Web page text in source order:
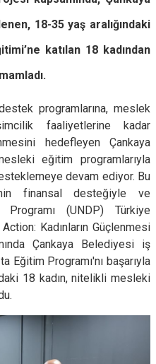
18-35 yaş aralığındaki
katılan 18 kadından
programlarına, meslek
faaliyetlerine kadar
hedefleyen Çankaya
eğitim programlarıyla
devam ediyor. Bu
finansal desteğiyle ve
(UNDP) Türkiye
Kadınların Güçlenmesi
Çankaya Belediyesi iş
Eğitim Programı'nı başarıyla
18 kadın, nitelikli mesleki